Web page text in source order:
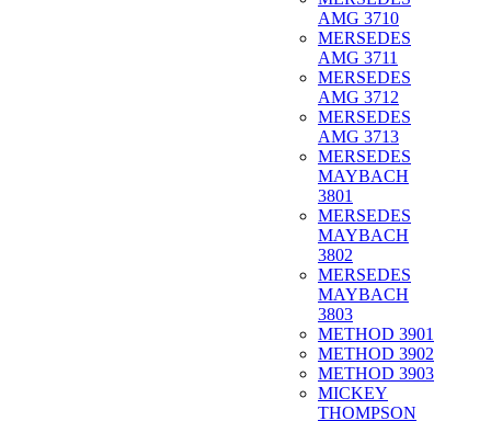
AMG 3710
MERSEDES
AMG 3711
MERSEDES
AMG 3712
MERSEDES
AMG 3713
MERSEDES
MAYBACH
3801
MERSEDES
MAYBACH
3802
MERSEDES
MAYBACH
3803
METHOD 3901
METHOD 3902
METHOD 3903
MICKEY
THOMPSON